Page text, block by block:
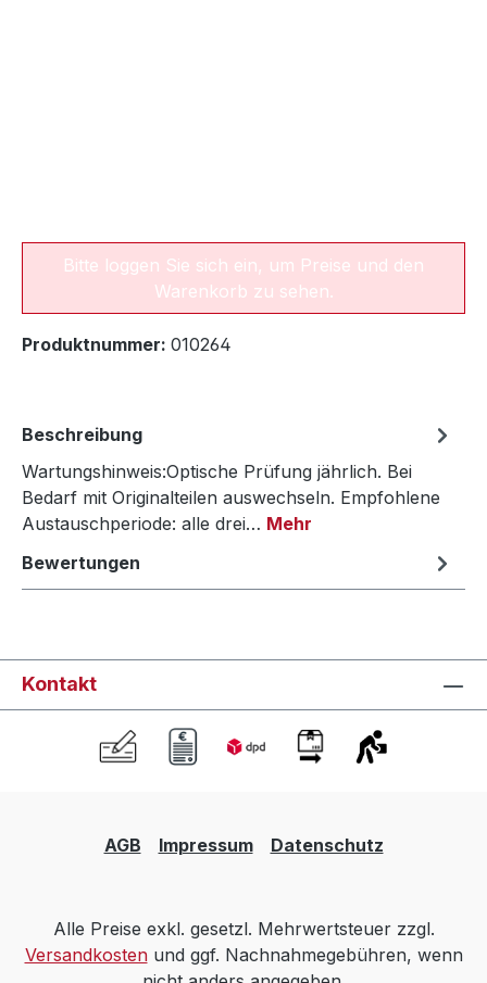
Bitte loggen Sie sich ein, um Preise und den
Warenkorb zu sehen.
Produktnummer: 010264
Beschreibung
Wartungshinweis:Optische Prüfung jährlich. Bei
Bedarf mit Originalteilen auswechseln. Empfohlene
Austauschperiode: alle drei… Mehr
Bewertungen
Kontakt
AGB Impressum Datenschutz
Alle Preise exkl. gesetzl. Mehrwertsteuer zzgl.
Versandkostenund ggf. Nachnahmegebühren, wenn